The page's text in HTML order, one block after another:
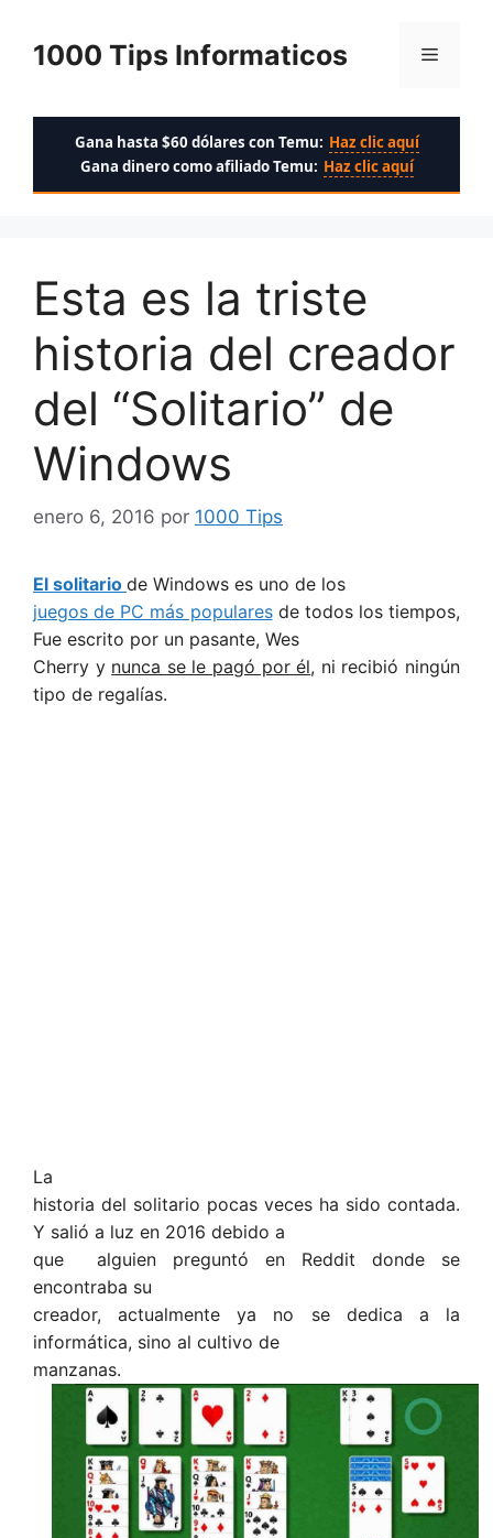
contenido
1000 Tips Informaticos Menú
Gana hasta $60 dólares con Temu: Haz clic aquí
Gana dinero como afiliado Temu: Haz clic aquí
Esta es la triste
historia del creador
del “Solitario” de
Windows
enero 6, 2016 por 1000 Tips
El solitario de Windows es uno de los
juegos de PC más popularesde todos los tiempos,
Fue escrito por un pasante, Wes
Cherry y nunca se le pagó por él, ni recibió ningún
tipo de regalías.
La
historia del solitario pocas veces ha sido contada.
Y salió a luz en 2016 debido a
que alguien preguntó en Reddit donde se
encontraba su
creador, actualmente ya no se dedica a la
informática, sino al cultivo de
manzanas.